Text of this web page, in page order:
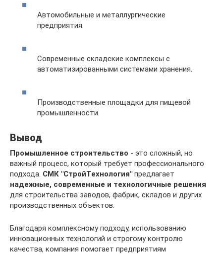
Автомобильные и металлургические
предприятия.
Современные складские комплексы с
автоматизированными системами хранения.
Производственные площадки для пищевой
промышленности.
Вывод
Промышленное строительство - это сложный, но
важный процесс, который требует профессионального
подхода. СМК "СтройТехнология" предлагает
надежные, современные и технологичные решения
для строительства заводов, фабрик, складов и других
производственных объектов.
Благодаря комплексному подходу, использованию
инновационных технологий и строгому контролю
качества, компания помогает предприятиям